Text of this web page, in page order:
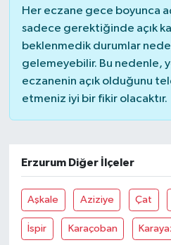
Her eczane gece boyunca
sadece gerektiğinde açık
beklenmedik durumlar
gelemeyebilir. Bu nedenle,
eczanenin açık olduğunu
etmeniz iyi bir fikir olacaktır.
Erzurum Diğer İlçeler
Aşkale Aziziye Çat
İspir Karaçoban
SOSYAL YARDIMLAR
SPONSORLU YAZI
SPOR